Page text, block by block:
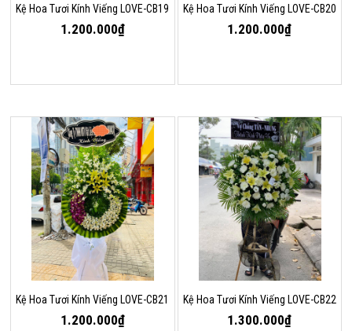
Kệ Hoa Tươi Kính Viếng LOVE-CB19
1.200.000₫
Kệ Hoa Tươi Kính Viếng LOVE-CB20
1.200.000₫
Kệ Hoa Tươi Kính Viếng LOVE-CB21
1.200.000₫
Kệ Hoa Tươi Kính Viếng LOVE-CB22
1.300.000₫